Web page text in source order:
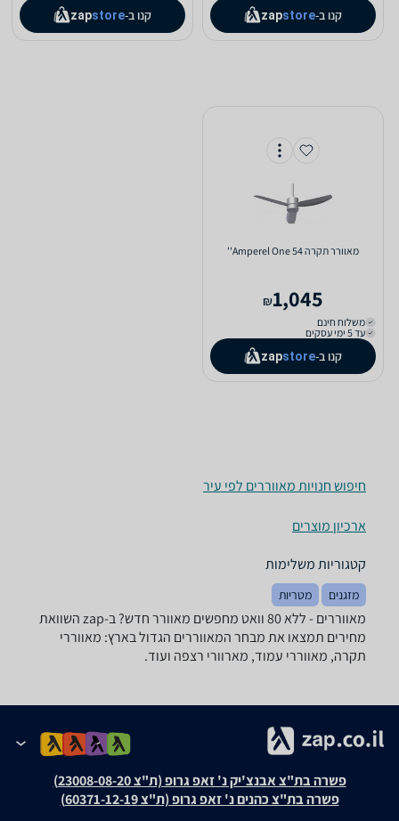
קנו ב- zapstore קנו ב- zapstore
‏מאוורר תקרה Amperel One 54''
1,045
₪
משלוח חינם
עד 5 ימי עסקים
קנו ב- zapstore
חיפוש חנויות מאווררים לפי עיר
ארכיון מוצרים
קטגוריות משלימות
מזגנים מטריות
מאווררים - ‏ללא ‏80 ‏וואט מחפשים מאוורר חדש? ב-zap השוואת
מחירים תמצאו את מבחר המאווררים הגדול בארץ: מאווררי
תקרה, מאווררי עמוד, מארוורי רצפה ועוד.
פשרה בת"צ אבנצ'יק נ' זאפ גרופ (ת"צ 23008-08-20)
פשרה בת"צ כהנים נ' זאפ גרופ (ת"צ 60371-12-19)